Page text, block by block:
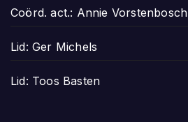
Coörd. act.: Annie Vorstenbosch
Lid: Ger Michels
Lid: Toos Basten